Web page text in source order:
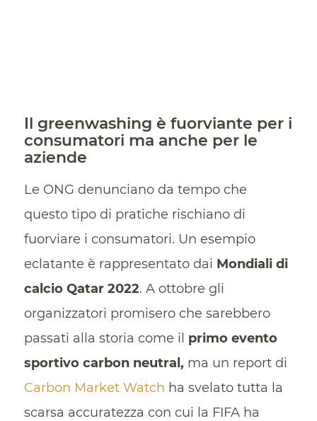
Il greenwashing è fuorviante per i
consumatori ma anche per le
aziende
Le ONG denunciano da tempo che
questo tipo di pratiche rischiano di
fuorviare i consumatori. Un esempio
eclatante è rappresentato dai Mondiali di
calcio Qatar 2022. A ottobre gli
organizzatori promisero che sarebbero
passati alla storia come il primo evento
sportivo carbon neutral, ma un report di
Carbon Market Watch ha svelato tutta la
scarsa accuratezza con cui la FIFA ha